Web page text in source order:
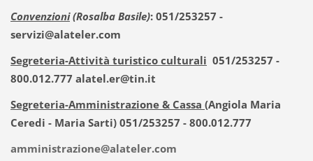
Convenzioni(Rosalba Basile): 051/253257 -
servizi@alateler.com
Segreteria-Attività turistico culturali 051/253257 -
800.012.777 alatel.er@tin.it
Segreteria-Amministrazione & Cassa (Angiola Maria
Ceredi - Maria Sarti) 051/253257 - 800.012.777
amministrazione@alateler.com